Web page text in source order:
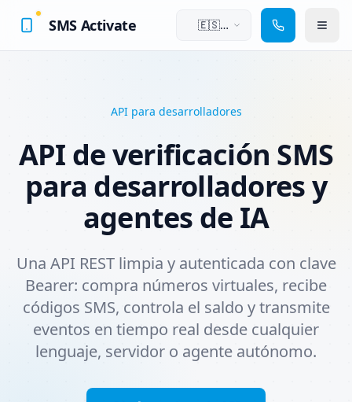
SMS Activate
🇪🇸
API para desarrolladores
API de verificación SMS
para desarrolladores y
agentes de IA
Una API REST limpia y autenticada con clave
Bearer: compra números virtuales, recibe
códigos SMS, controla el saldo y transmite
eventos en tiempo real desde cualquier
lenguaje, servidor o agente autónomo.